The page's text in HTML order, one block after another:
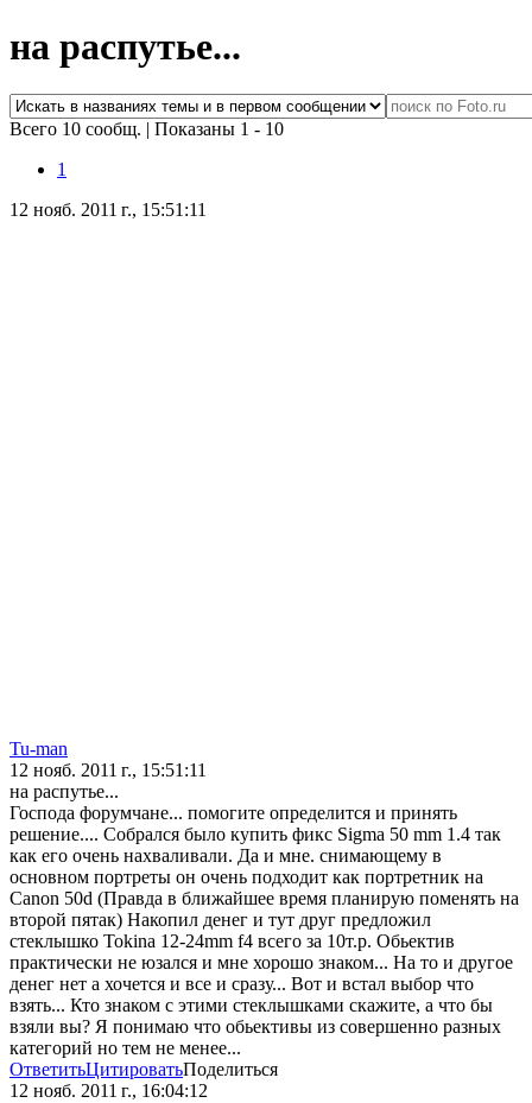
на распутье...
Всего 10 сообщ. | Показаны 1 - 10
1
12 нояб. 2011 г., 15:51:11
Tu-man
12 нояб. 2011 г., 15:51:11
на распутье...
Господа форумчане... помогите определится и принять
решение.... Собрался было купить фикс Sigma 50 mm 1.4 так
как его очень нахваливали. Да и мне. снимающему в
основном портреты он очень подходит как портретник на
Canon 50d (Правда в ближайшее время планирую поменять на
второй пятак) Накопил денег и тут друг предложил
стеклышко Tokina 12-24mm f4 всего за 10т.р. Обьектив
практически не юзался и мне хорошо знаком... На то и другое
денег нет а хочется и все и сразу... Вот и встал выбор что
взять... Кто знаком с этими стеклышками скажите, а что бы
взяли вы? Я понимаю что обьективы из совершенно разных
категорий но тем не менее...
ОтветитьЦитироватьПоделиться
12 нояб. 2011 г., 16:04:12